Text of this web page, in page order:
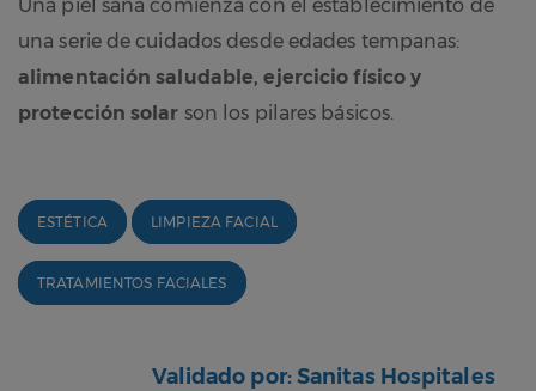
Una piel sana comienza con el establecimiento de
una serie de cuidados desde edades tempanas:
alimentación saludable, ejercicio físico y
protección solar son los pilares básicos.
ESTÉTICA LIMPIEZA FACIAL
TRATAMIENTOS FACIALES
Validado por: Sanitas Hospitales